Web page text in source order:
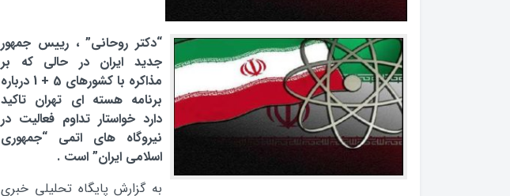
“دکتر روحانی” ، رییس جمهور
جدید ایران در حالی که بر
مذاکره با کشورهای 5 + 1 درباره
برنامه هسته ای تهران تاکید
دارد خواستار تداوم فعالیت در
نیروگاه های اتمی “جمهوری
اسلامی ایران” است .
به گزارش پایگاه تحلیلی خبری